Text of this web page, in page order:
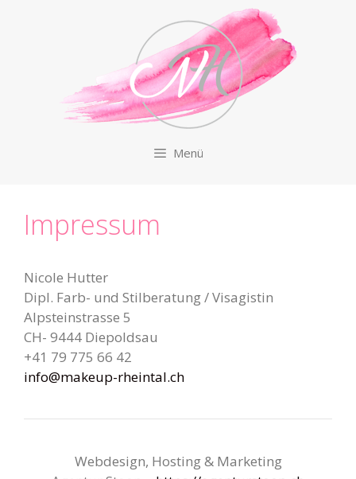
Menü
Impressum
Nicole Hutter
Dipl. Farb- und Stilberatung / Visagistin
Alpsteinstrasse 5
CH- 9444 Diepoldsau
+41 79 775 66 42
info@makeup-rheintal.ch
Webdesign, Hosting & Marketing